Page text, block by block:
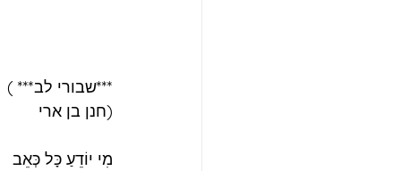
***שבורי לב*** )
(חנן בן ארי
מִי יוֹדֵעַ כָּל כְּאֵב